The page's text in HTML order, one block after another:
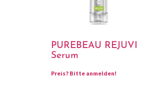
PUREBEAU REJUVI
Serum
Preis? Bitte anmelden!